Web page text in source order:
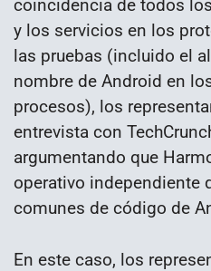
coincidencia de todos
y los servicios en los
las pruebas (incluido el
nombre de Android en
procesos), los
entrevista con
argumentando que
operativo independiente
comunes de código de
En este caso, los